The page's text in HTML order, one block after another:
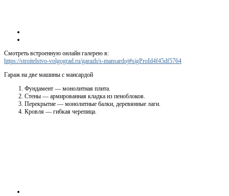
Смотреть встроенную онлайн галерею в:
https://stroitelstvo-volgograd.ru/garazh/s-mansardoj#sigProId4f45df5764
Гараж на две машины с мансардой
Фундамент — монолитная плита.
Стены — армированная кладка из пеноблоков.
Перекрытие — монолитные балки, деревянные лаги.
Кровля — гибкая черепица.